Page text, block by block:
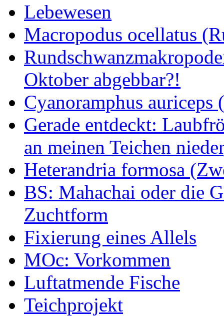
Lebewesen
Macropodus ocellatus
Oktober abgebbar?!
Cyanoramphus
Gerade entdeckt:
an meinen Teichen
Heterandria formosa
BS: Mahachai oder die
Zuchtform
Fixierung eines Allels
MOc: Vorkommen
Luftatmende Fische
Teichprojekt